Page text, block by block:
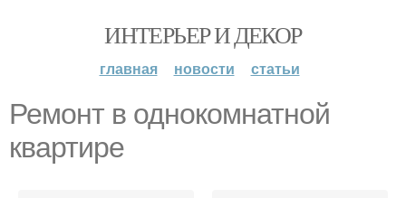
ИНТЕРЬЕР И ДЕКОР
главная новости статьи
Ремонт в однокомнатной
квартире